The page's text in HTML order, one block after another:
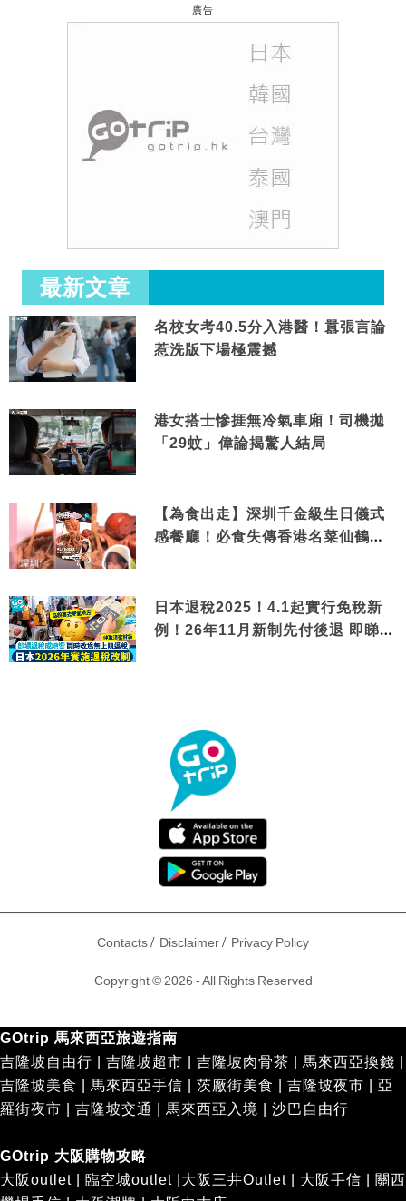
廣告
最新文章
名校女考40.5分入港醫！囂張言論
惹洗版下場極震撼
港女搭士慘捱無冷氣車廂！司機拋
「29蚊」偉論揭驚人結局
【為食出走】深圳千金級生日儀式
感餐廳！必食失傳香港名菜仙鶴神
日本退稅2025！4.1起實行免稅新
例！26年11月新制先付後退 即睇步
Contacts/ Disclaimer/ Privacy Policy
Copyright © 2026 - All Rights Reserved
GOtrip 馬來西亞旅遊指南
吉隆坡自由行
吉隆坡超市 吉隆坡肉骨茶 馬來西亞換錢
吉隆坡美食
馬來西亞手信 茨廠街美食 吉隆坡夜市
亞
羅街夜市
吉隆坡交通 馬來西亞入境 沙巴自由行
GOtrip 大阪購物攻略
大阪outlet
臨空城outlet 大阪三井Outlet 大阪手信
關西